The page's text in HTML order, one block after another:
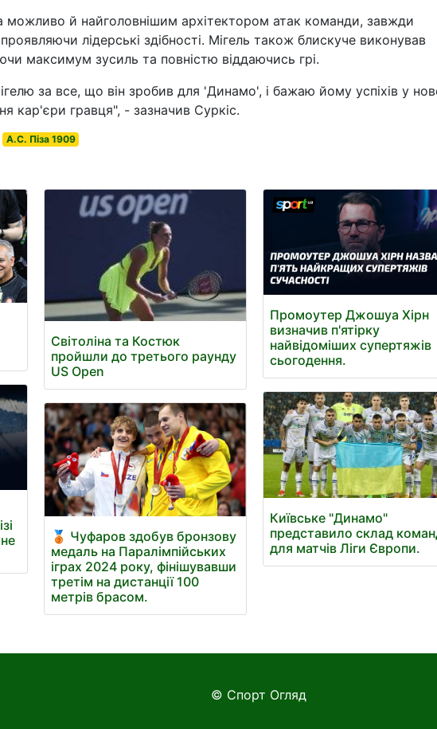
можливо й найголовнішим архітектором атак команди, завжди
лідерські здібності. Мігель також блискуче виконував
максимум зусиль та повністю віддаючись грі.
за все, що він зробив для 'Динамо', і бажаю йому успіхів у
кар'єри гравця", - зазначив Суркіс.
A.C. Піза 1909
Світоліна та Костюк
пройшли до третього раунду
US Open
🥉 Чуфаров здобув бронзову
медаль на Паралімпійських
іграх 2024 року, фінішувавши
третім на дистанції 100
метрів брасом.
Промоутер Джошуа Хірн
визначив п'ятірку
найвідоміших супертяжів
сьогодення.
Київське "Динамо"
представило склад
для матчів Ліги Європи.
© Спорт Огляд